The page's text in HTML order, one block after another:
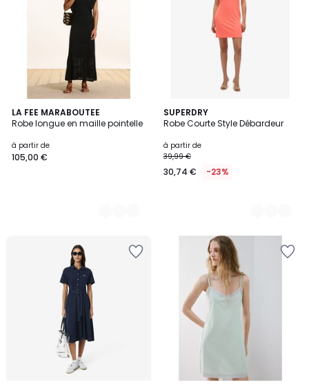
LA FEE MARABOUTEE
Robe longue en maille pointelle
à partir de
105,00 €
2
Couleurs
SUPERDRY
Robe Courte Style Débardeur
à partir de
39,99 €
30,74 € -23%
2
Couleurs